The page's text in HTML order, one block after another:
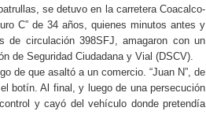
se detuvo en la carretera Coacalco-
C” de 34 años, quienes minutos antes y
circulación 398SFJ, amagaron con un
de Seguridad Ciudadana y Vial (DSCV).
de que asaltó a un comercio. “Juan N”, de
botín. Al final, y luego de una persecución
y cayó del vehículo donde pretendía